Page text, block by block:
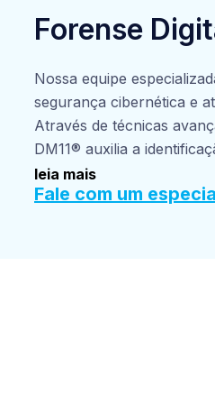
Forense
Nossa equipe
segurança cibernética e
Através de técnicas
DM11® auxilia a
oferecemos expertise em
reconstrução de eventos
leia mais
Fale com um